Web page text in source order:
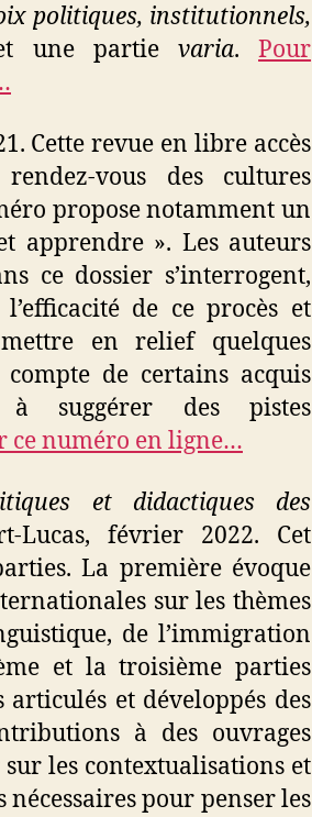
politiques, institutionnels,
une partie varia.Pour
Cette revue en libre accès
vous des cultures
propose notamment un
apprendre ». Les auteurs
ce dossier s’interrogent,
de ce procès et
en relief quelques
de certains acquis
suggérer des pistes
ce numéro en ligne…
et didactiques des
Lucas, février
2022. Cet
La première évoque
sur les thèmes
de l’immigration
et la troisième parties
et développés des
à des ouvrages
les contextualisations et
pour penser les